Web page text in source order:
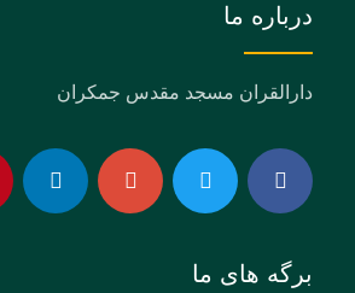
درباره ما
دارالقران مسجد مقدس جمکران
برگه های ما